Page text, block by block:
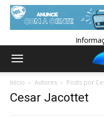
Início Autores Posts por
Cesar Jacottet